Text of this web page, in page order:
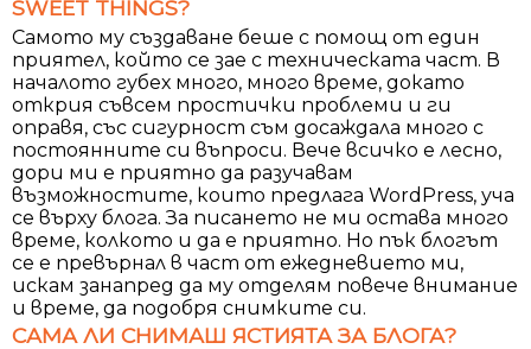
SWEET THINGS?
Самото му създаване беше с помощ от един
приятел, който се зае с техническата част. В
началото губех много, много време, докато
открия съвсем простички проблеми и ги
оправя, със сигурност съм досаждала много с
постоянните си въпроси. Вече всичко е лесно,
дори ми е приятно да разучавам
възможностите, които предлага WordPress, уча
се върху блога. За писането не ми остава много
време, колкото и да е приятно. Но пък блогът
се е превърнал в част от ежедневието ми,
искам занапред да му отделям повече внимание
и време, да подобря снимките си.
САМА ЛИ CНИМАШ ЯСТИЯТА ЗА БЛОГА?